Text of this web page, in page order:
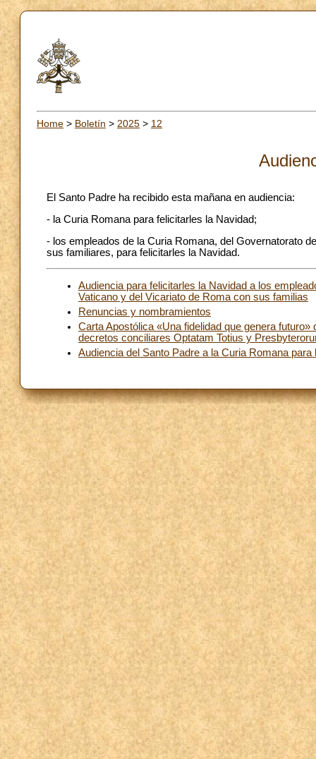
Home > Boletín > 2025 > 12
El Santo Padre ha recibido esta mañana en audiencia:
- la Curia Romana para felicitarles la Navidad;
- los empleados de la Curia Romana, del Governatorato
sus familiares, para felicitarles la Navidad.
Audiencia para felicitarles la Navidad a los
Vaticano y del Vicariato de Roma con sus familias
Renuncias y nombramientos
Carta Apostólica «Una fidelidad que genera
decretos conciliares Optatam Totius y
Audiencia del Santo Padre a la Curia Romana